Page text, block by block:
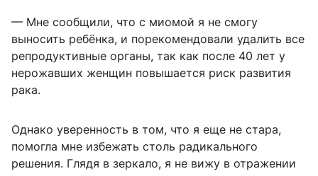
— Мне сообщили, что с миомой я не смогу
выносить ребёнка, и порекомендовали удалить все
репродуктивные органы, так как после 40 лет у
нерожавших женщин повышается риск развития
рака.
Однако уверенность в том, что я еще не стара,
помогла мне избежать столь радикального
решения. Глядя в зеркало, я не вижу в отражении